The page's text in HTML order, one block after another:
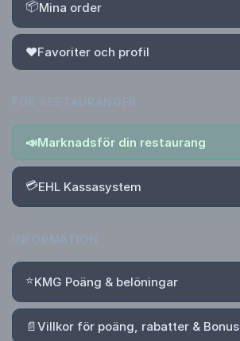
📦Mina order
❤️Favoriter och profil
📣Marknadsför din restaurang
💳EHL Kassasystem
⭐KMG Poäng & belöningar
📄Villkor för poäng, rabatter & Bonus